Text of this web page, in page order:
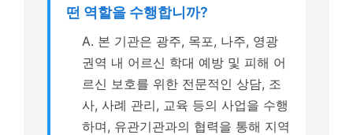
떤 역할을 수행합니까?
A. 본 기관은 광주, 목포, 나주, 영광
권역 내 어르신 학대 예방 및 피해 어
르신 보호를 위한 전문적인 상담, 조
사, 사례 관리, 교육 등의 사업을 수행
하며, 유관기관과의 협력을 통해 지역